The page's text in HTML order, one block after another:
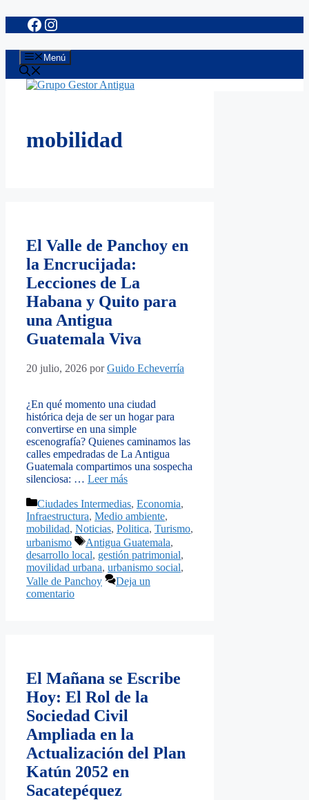
Saltar
al
Facebook
Instagram
Menú
mobilidad
El Valle de Panchoy en
la Encrucijada:
Lecciones de La
Habana y Quito para
una Antigua
Guatemala Viva
20 julio, 2026 porGuido Echeverría
¿En qué momento una ciudad
histórica deja de ser un hogar para
convertirse en una simple
escenografía? Quienes caminamos las
calles empedradas de La Antigua
Guatemala compartimos una sospecha
silenciosa: … Leer más
Categorías
Ciudades Intermedias, Economia,
Infraestructura, Medio ambiente,
mobilidad, Noticias, Politica, Turismo,
urbanismo
Etiquetas
Antigua Guatemala,
desarrollo local, gestión patrimonial,
movilidad urbana, urbanismo social,
Valle de Panchoy
Deja un
comentario
El Mañana se Escribe
Hoy: El Rol de la
Sociedad Civil
Ampliada en la
Actualización del Plan
Katún 2052 en
Sacatepéquez